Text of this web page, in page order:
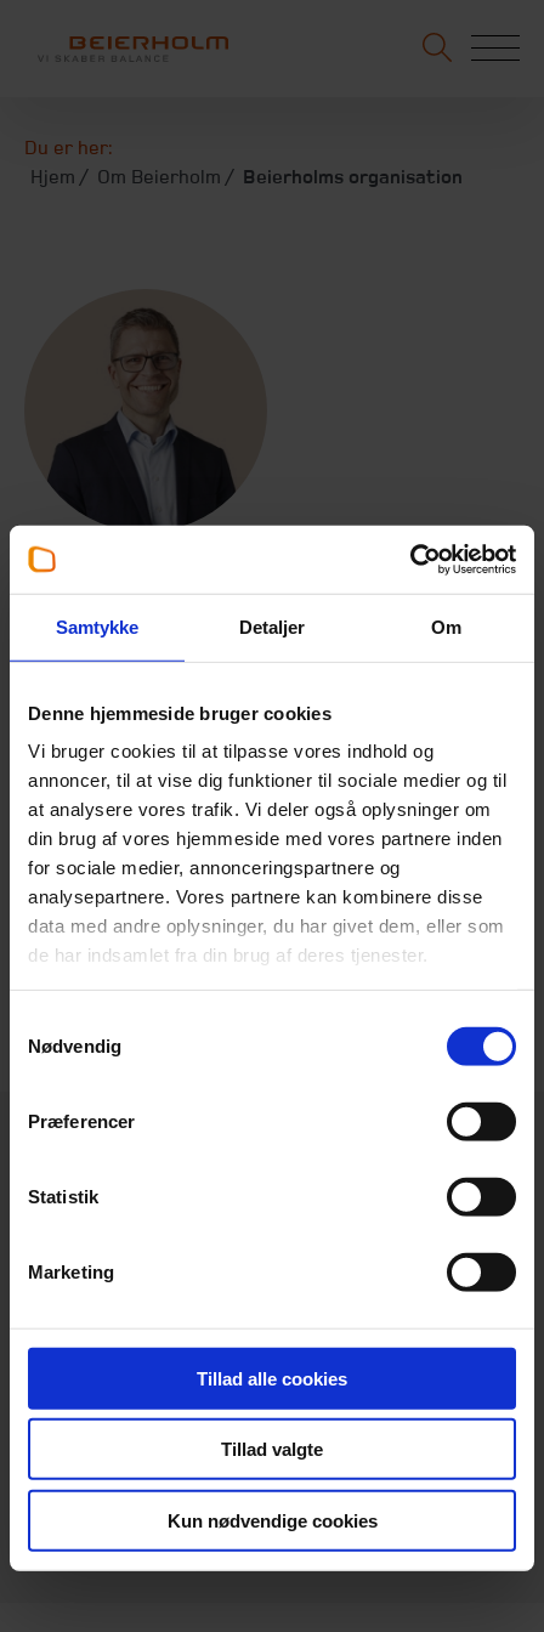
Samtykke Detaljer Om
Denne hjemmeside bruger cookies
Vi bruger cookies til at tilpasse vores indhold og
annoncer, til at vise dig funktioner til sociale medier og til
at analysere vores trafik. Vi deler også oplysninger om
din brug af vores hjemmeside med vores partnere inden
for sociale medier, annonceringspartnere og
analysepartnere. Vores partnere kan kombinere disse
data med andre oplysninger, du har givet dem, eller som
de har indsamlet fra din brug af deres tjenester.
Nødvendig
Præferencer
Statistik
Marketing
Tillad alle cookies
Tillad valgte
Kun nødvendige cookies
Du er her:
Hjem
Om Beierholm Beierholms organisation
Jesper Seehausen
Partner,Risk managementchef
jse@beierholm.dk
Arbejder her:
Revisor Aalborg
Telefon:+45 98 18 72 00
Email:aalborg@beierholm.dk
Langagervej 1
DK-9220 Aalborg Ø
DK-9220 Aalborg Ø
Telefax:+45 96 34 79 30
info@beierholm.dk